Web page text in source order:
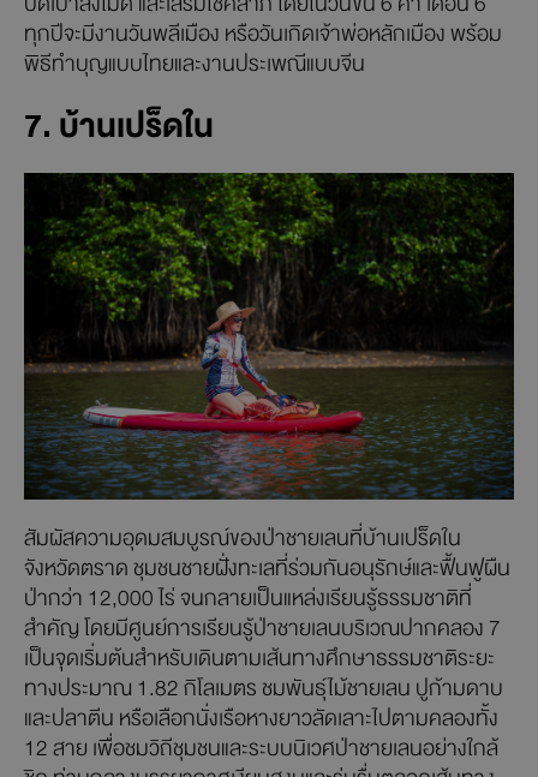
ทุกปีจะมีงานวันพลีเมือง หรือวันเกิดเจ้าพ่อหลักเมือง พร้อม
พิธีทำบุญแบบไทยและงานประเพณีแบบจีน
7. บ้านเปร็ดใน
สัมผัสความอุดมสมบูรณ์ของป่าชายเลนที่บ้านเปร็ดใน
จังหวัดตราด ชุมชนชายฝั่งทะเลที่ร่วมกันอนุรักษ์และฟื้นฟูผืน
ป่ากว่า 12,000 ไร่ จนกลายเป็นแหล่งเรียนรู้ธรรมชาติที่
สำคัญ โดยมีศูนย์การเรียนรู้ป่าชายเลนบริเวณปากคลอง 7
เป็นจุดเริ่มต้นสำหรับเดินตามเส้นทางศึกษาธรรมชาติระยะ
ทางประมาณ 1.82 กิโลเมตร ชมพันธุ์ไม้ชายเลน ปูก้ามดาบ
และปลาตีน หรือเลือกนั่งเรือหางยาวลัดเลาะไปตามคลองทั้ง
12 สาย เพื่อชมวิถีชุมชนและระบบนิเวศป่าชายเลนอย่างใกล้